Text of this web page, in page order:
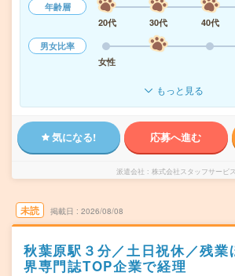
年齢層
20代
30代 40代
男女比率
女性
もっと見る
気になる! 応募へ進む
派遣会社 株式会社スタッフサービス
未読 掲載日 2026/08/08
秋葉原駅３分／土日祝休／残業
界専門誌TOP企業で経理